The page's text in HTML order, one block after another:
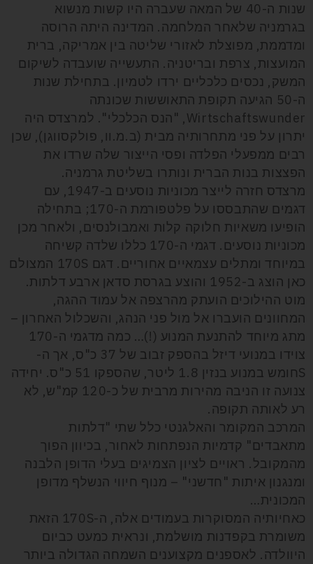
שנות ה-40 של המאה שעברה היו קשות מנשוא
בגרמניה שלאחר המלחמה. המדינה היתה הרוסה
ומדממת, מפוצלת לאזורי שליטה בין אמריקה, ברית
המועצות, צרפת ובריטניה. התעשייה שועבדה לשיקום
המשק, נכסים כלכליים ירדו לטמיון. בתחילת שנות
ה-50 הגיעה תקופת התאוששות שכונתה
Wirtschaftswunder, "הנס הכלכלי". למרצדס היה
יתרון על פני מתחרותיה מבית (ב.מ.וו, פולקסווגן), שכן
רבים ממפעלי הפלדה ופסי הייצור שלה שרדו את
הפצצות בנות הברית ונותרו בשליטת גרמניה.
מרצדס חזרה לייצר מכוניות נוסעים ב-1947, עם
דגמים שהתבססו על פלטפורמת ה-170; בתחילה
הופיעו משאיות חלוקה קלות ואמבולנסים, ולאחר מכן
מכוניות נוסעים. דגמי ה-170 כללו שלדה קשיחה
במיוחד ומתלים עצמאיים אחוריים. דגם 170S המצולם
כאן הוצג ב-1952 והוצע בגרסת סדאן ארבע דלתות.
מוט ההילוכים הועתק מהרצפה אל עמוד ההגה,
המחוונים הועברו אל מול פני הנהג, והשכלול האחרון –
מתג מיוחד להתנעת המנוע (!)… כמה מדגמי ה-170
צוידו במנועי דיזל בהספק זבוב של 37 כ"ס, אך ה-
Sחומש במנוע בנזין 1.8 ליטר, שהספקו 51 כ"ס. יחידה
צנועה זו הניבה מהירות מרבית של כ-120 קמ"ש, לא
רע לאותה תקופה.
המרכב המקומר והאלגנטי כלל שתי "דלתות
מתאבדים" קדמיות הנפתחות לאחור, בכיוון הפוך
מהמקובל. ראויים לציון הצמיגים בעלי הדופן הלבנה
ומנגנון איתות "חדשני" – מנוף חיווי הנשלף מדופן
המכונית…
כאחיותיה המסוקרות בעמודים אלה, ה-170S הזאת
משומרת בקפדנות מושלמת, ונראית כמעט כביום
היוולדה. לאספנים מקצוענים השמחה הגדולה ביותר